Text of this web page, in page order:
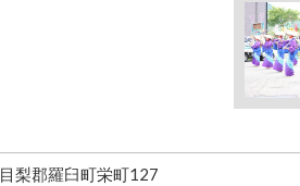
目梨郡羅臼町栄町127